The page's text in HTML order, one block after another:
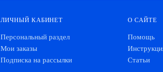
ЛИЧНЫЙ КАБИНЕТ
Персональный раздел
Мои заказы
Подписка на рассылки
О САЙТЕ
Помощь
Статьи